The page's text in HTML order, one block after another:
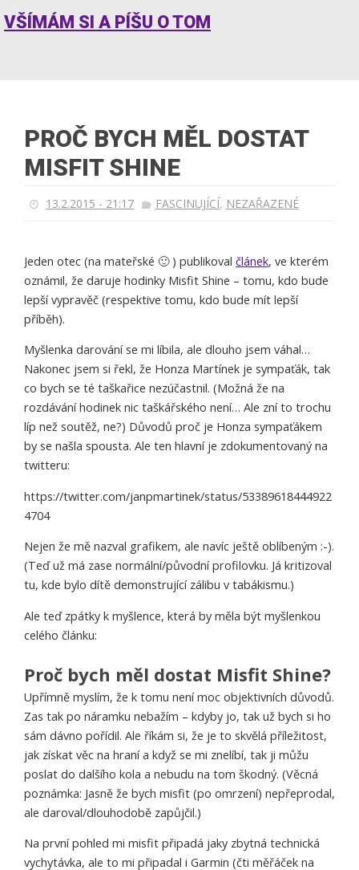
VŠÍMÁM SI A PÍŠU O TOM
PROČ BYCH MĚL DOSTAT
MISFIT SHINE
13.2.2015 - 21:17 FASCINUJÍCÍ, NEZAŘAZENÉ
Jeden otec (na mateřské 🙂 ) publikoval článek, ve kterém
oznámil, že daruje hodinky Misfit Shine – tomu, kdo bude
lepší vypravěč (respektive tomu, kdo bude mít lepší
příběh).
Myšlenka darování se mi líbila, ale dlouho jsem váhal…
Nakonec jsem si řekl, že Honza Martínek je sympaťák, tak
co bych se té taškařice nezúčastnil. (Možná že na
rozdávání hodinek nic taškářského není… Ale zní to trochu
líp než soutěž, ne?) Důvodů proč je Honza sympaťákem
by se našla spousta. Ale ten hlavní je zdokumentovaný na
twitteru:
https://twitter.com/janpmartinek/status/53389618444922
4704
Nejen že mě nazval grafikem, ale navíc ještě oblíbeným :-).
(Teď už má zase normální/původní profilovku. Já kritizoval
tu, kde bylo dítě demonstrující zálibu v tabákismu.)
Ale teď zpátky k myšlence, která by měla být myšlenkou
celého článku:
Proč bych měl dostat Misfit Shine?
Upřímně myslím, že k tomu není moc objektivních důvodů.
Zas tak po náramku nebažím – kdyby jo, tak už bych si ho
sám dávno pořídil. Ale říkám si, že je to skvělá příležitost,
jak získat věc na hraní a když se mi znelíbí, tak ji můžu
poslat do dalšího kola a nebudu na tom škodný. (Věcná
poznámka: Jasně že bych misfit (po omrzení) nepřeprodal,
ale daroval/dlouhodobě zapůjčil.)
Na první pohled mi misfit připadá jaky zbytná technická
vychytávka, ale to mi připadal i Garmin (čti měřáček na